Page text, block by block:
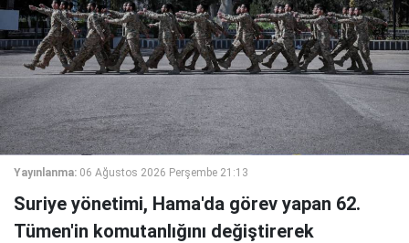
Yayınlanma: 06 Ağustos 2026 Perşembe 21:13
Suriye yönetimi, Hama'da görev yapan 62.
Tümen'in komutanlığını değiştirerek